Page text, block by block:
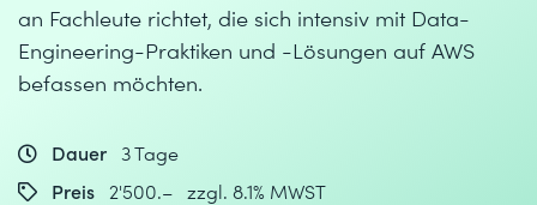
an Fachleute richtet, die sich intensiv mit Data-
Engineering-Praktiken und -Lösungen auf AWS
befassen möchten.
Dauer 3 Tage
Preis
2'500.– zzgl. 8.1% MWST